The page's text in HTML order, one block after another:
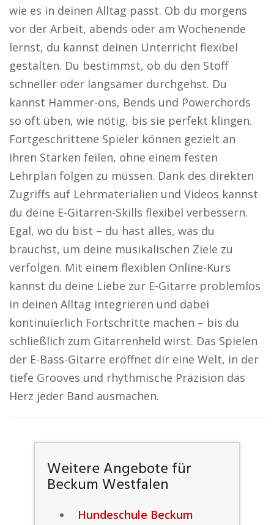
wie es in deinen Alltag passt. Ob du morgens
vor der Arbeit, abends oder am Wochenende
lernst, du kannst deinen Unterricht flexibel
gestalten. Du bestimmst, ob du den Stoff
schneller oder langsamer durchgehst. Du
kannst Hammer-ons, Bends und Powerchords
so oft üben, wie nötig, bis sie perfekt klingen.
Fortgeschrittene Spieler können gezielt an
ihren Stärken feilen, ohne einem festen
Lehrplan folgen zu müssen. Dank des direkten
Zugriffs auf Lehrmaterialien und Videos kannst
du deine E-Gitarren-Skills flexibel verbessern.
Egal, wo du bist – du hast alles, was du
brauchst, um deine musikalischen Ziele zu
verfolgen. Mit einem flexiblen Online-Kurs
kannst du deine Liebe zur E-Gitarre problemlos
in deinen Alltag integrieren und dabei
kontinuierlich Fortschritte machen – bis du
schließlich zum Gitarrenheld wirst. Das Spielen
der E-Bass-Gitarre eröffnet dir eine Welt, in der
tiefe Grooves und rhythmische Präzision das
Herz jeder Band ausmachen.
Weitere Angebote für
Beckum Westfalen
Hundeschule Beckum